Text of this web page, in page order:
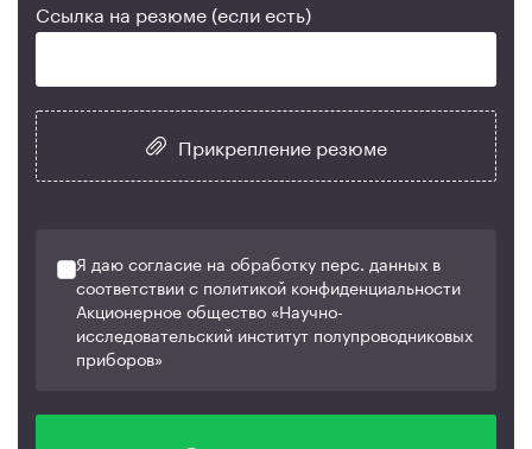
Ссылка на резюме (если есть)
Прикрепление резюме
Я даю согласие на обработку перс. данных в
соответствии с политикой конфиденциальности
Акционерное общество «Научно-
исследовательский институт полупроводниковых
приборов»